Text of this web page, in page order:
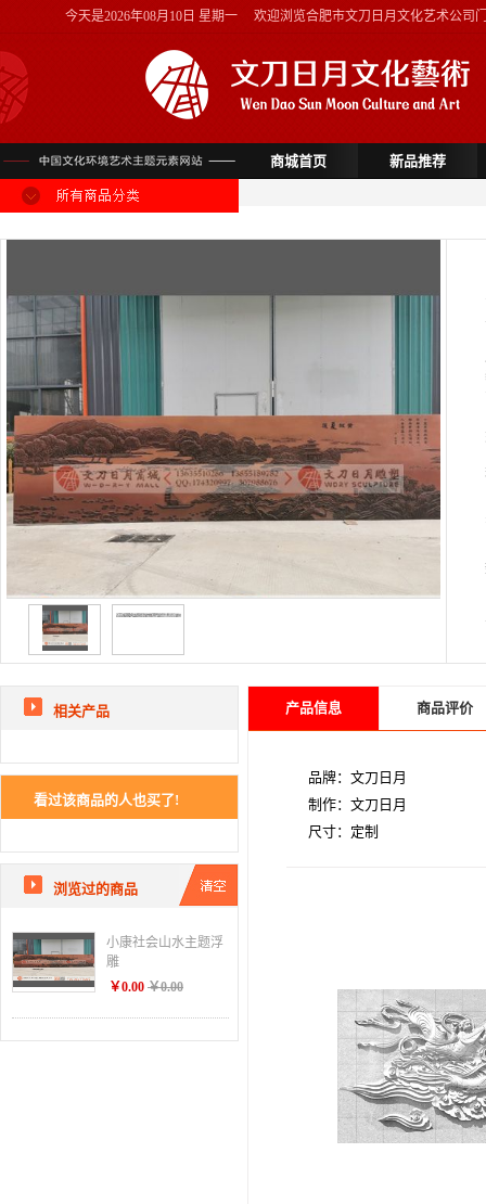
今天是2026年08月10日 星期一 欢迎浏览合肥市文刀日月文化艺术公司
商城首页 新品推荐
相关产品
看过该商品的人也买了!
浏览过的商品
小康社会山水主题浮
雕
￥0.00 ￥0.00
产品信息 商品评价
品牌：文刀日月
制作：文刀日月
尺寸：定制